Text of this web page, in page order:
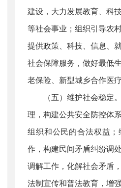
建设，大力发展教育、科
等社会事业；组织引导农
提供政策、科技、信息、
社会保障服务，做好最低
老保险、新型城乡合作医疗
（五）维护社会稳定
理，构建公共安全防控体
组织和公民的合法权益；
作，构建民间矛盾纠纷调
调解工作，化解社会矛盾
法制宣传和普法教育，增